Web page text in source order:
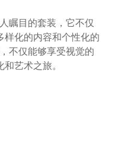
瞩目的套装，它不仅
样化的内容和个性化的
不仅能够享受视觉的
艺术之旅。